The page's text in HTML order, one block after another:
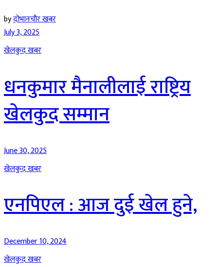
byदोभानचौर खबर
July 3, 2025
खेलकुद खबर
धनकुमार मैनालीलाई राष्ट्रिय
खेलकुद सम्मान
June 30, 2025
खेलकुद खबर
एनपिएल : आज दुई खेल हुने,
December 10, 2024
खेलकुद खबर